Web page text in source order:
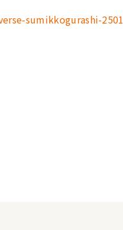
sumikkogurashi-2501